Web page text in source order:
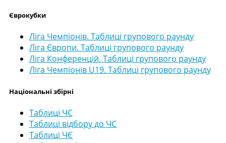
Єврокубки
Ліга Чемпіонів. Таблиці групового раунду
Ліга Європи. Таблиці групового раунду
Ліга Конференцій. Таблиці групового раунду
Ліга Чемпіонів U19. Таблиці групового раунду
Національні збірні
Таблиці ЧС
Таблиці відбору до ЧС
Таблиці ЧЄ